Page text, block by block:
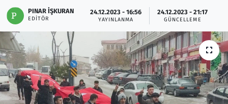
PINAR İŞKURAN
EDITÖR
24.12.2023 - 16:56
YAYINLANMA
24.12.2023 - 21:17
GÜNCELLEME
Memur ve Kamu
Otomobil
Oyun
Ramazan